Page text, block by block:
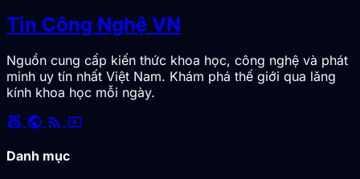
Tin Công Nghệ VN
Nguồn cung cấp kiến thức khoa học, công nghệ và phát
minh uy tín nhất Việt Nam. Khám phá thế giới qua lăng
kính khoa học mỗi ngày.
social_leaderboard public rss_feed smart_display
Danh mục